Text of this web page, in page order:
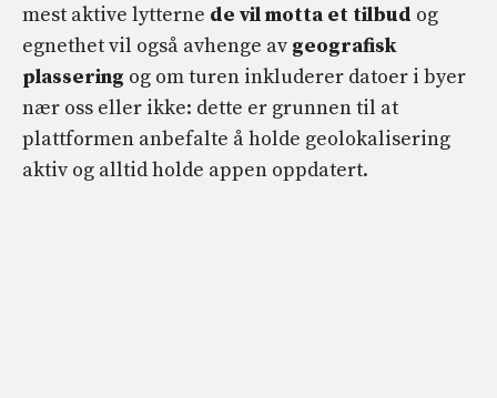
mest aktive lytterne de vil motta et tilbud og
egnethet vil også avhenge av geografisk
plassering og om turen inkluderer datoer i byer
nær oss eller ikke: dette er grunnen til at
plattformen anbefalte å holde geolokalisering
aktiv og alltid holde appen oppdatert.